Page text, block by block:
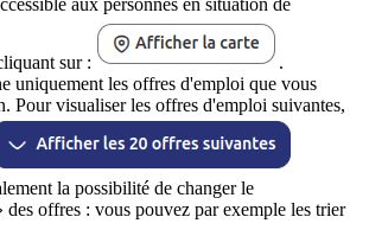
aux personnes en situation de
sur :
.
uniquement les offres d'emploi que vous
Pour visualiser les offres d'emploi suivantes,
la possibilité de changer le
des offres : vous pouvez par exemple les trier